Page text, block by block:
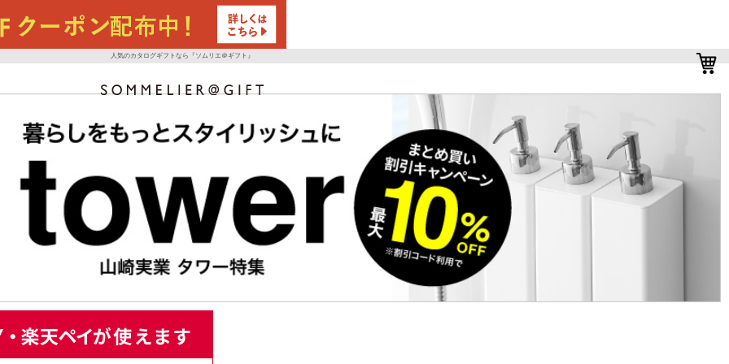
人気のカタログギフトなら『ソムリエ＠ギフト』